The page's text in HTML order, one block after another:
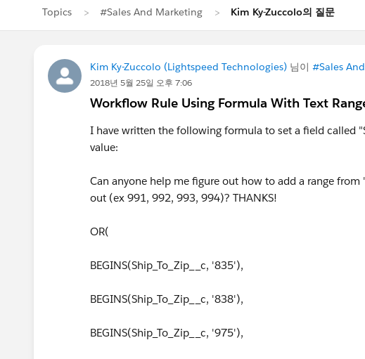
Topics #Sales And Marketing Kim Ky-Zuccolo의 질문
Kim Ky-Zuccolo (Lightspeed Technologies) 님이 #Sales
2018년 5월 25일 오후 7:06
Workflow Rule Using Formula With Text
I have written the following formula to set a field called
value:
Can anyone help me figure out how to add a range
out (ex 991, 992, 993, 994)? THANKS!
OR(
BEGINS(Ship_To_Zip__c, '835'),
BEGINS(Ship_To_Zip__c, '838'),
BEGINS(Ship_To_Zip__c, '975'),